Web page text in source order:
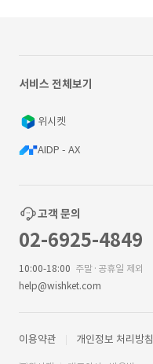
서비스 전체보기
위시켓
AIDP - AX
고객 문의
02-6925-4849
10:00-18:00 주말·공휴일 제외
help@wishket.com
이용약관 개인정보 처리방침